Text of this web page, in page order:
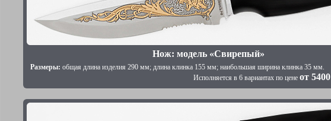
Нож: модель «Свирепый»
Размеры: общая длина изделия 290 мм; длина клинка 155 мм; наибольшая ширина клинка 35 мм.
Исполняется в 6 вариантах по цене от 5400